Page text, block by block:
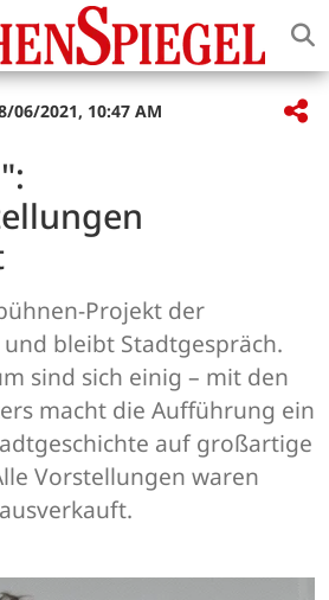
06/2021, 10:47 AM
Projekt der
bleibt Stadtgespräch.
sind sich einig – mit den
macht die Aufführung ein
auf großartige
Vorstellungen waren